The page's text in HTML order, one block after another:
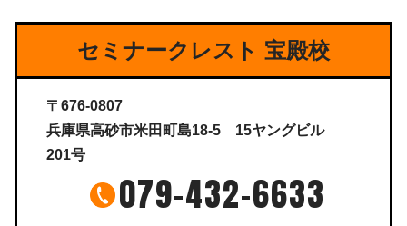
セミナークレスト 宝殿校
〒676-0807
兵庫県高砂市米田町島18-5 15ヤングビル
201号
079-432-6633